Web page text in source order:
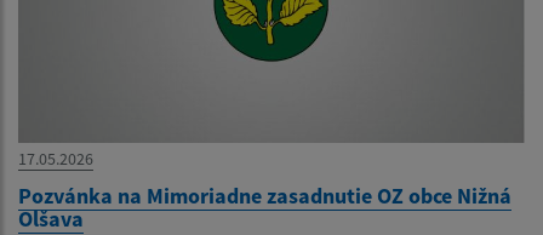
17.05.2026
Pozvánka na Mimoriadne zasadnutie OZ obce Nižná
Olšava